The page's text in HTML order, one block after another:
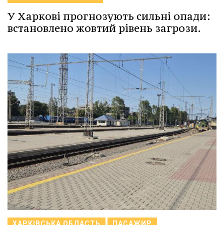
У Харкові прогнозують сильні опади:
встановлено жовтий рівень загрози.